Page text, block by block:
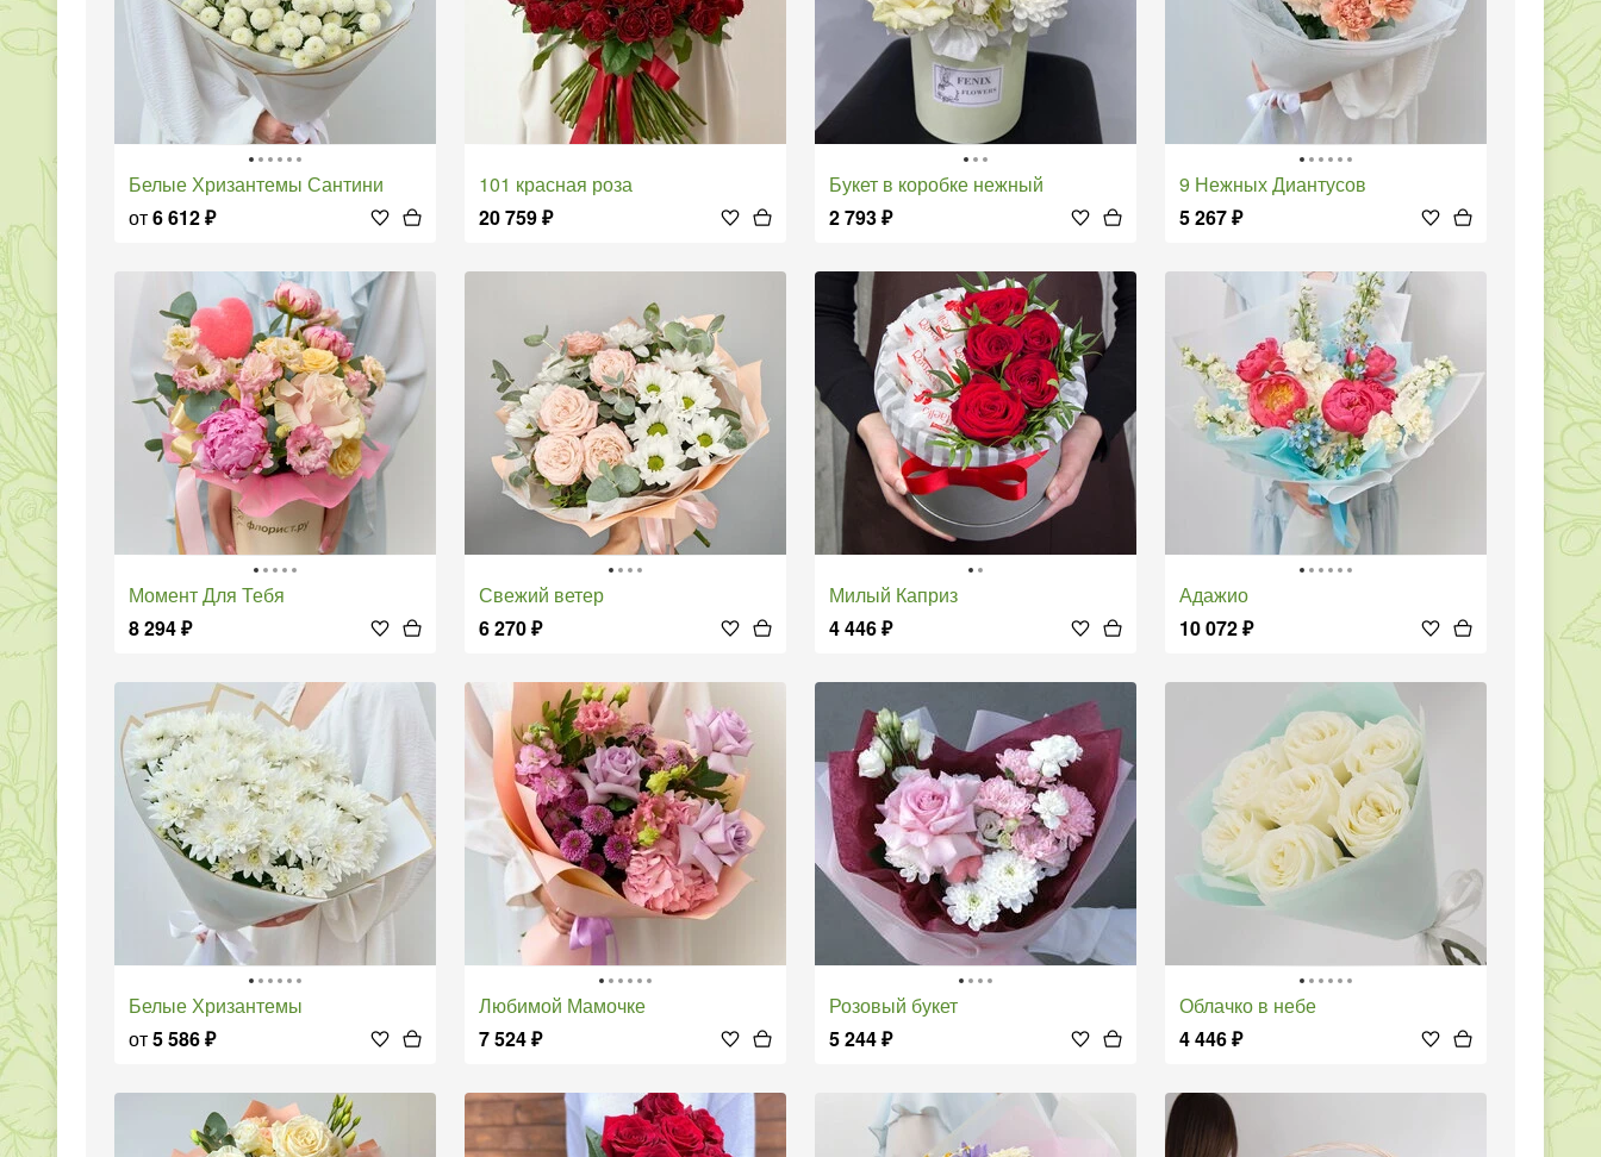
Белые Хризантемы Сантини
от6 612₽
101 красная роза
20 759₽
Букет в коробке нежный
2 793₽
9 Нежных Диантусов
5 267₽
Момент Для Тебя
8 294₽
Свежий ветер
6 270₽
Милый Каприз
4 446₽
Адажио
10 072₽
Белые Хризантемы
от5 586₽
Любимой Мамочке
7 524₽
Розовый букет
5 244₽
Облачко в небе
4 446₽